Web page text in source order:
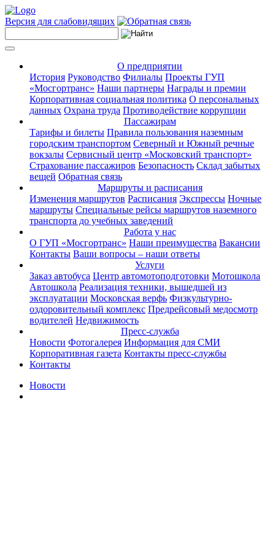
Версия для слабовидящих
О предприятии
История Руководство Филиалы Проекты ГУП
«Мосгортранс» Наши партнеры Награды и премии
Корпоративная социальная политика О персональных
данных Охрана труда Противодействие коррупции
Пассажирам
Тарифы и билеты Правила пользования наземным
городским транспортом Северный и Южный речные
вокзалы Сервисный центр «Московский транспорт»
Страхование пассажиров Безопасность Склад забытых
вещей Обратная связь
Маршруты и расписания
Изменения маршрутов Расписания Экспрессы Ночные
маршруты Специальные рейсы маршрутов наземного
транспорта до учебных заведений
Работа у нас
О ГУП «Мосгортранс» Наши преимущества Вакансии
Контакты Ваши вопросы – наши ответы
Услуги
Заказ автобуса Центр автомотоподготовки Мотошкола
Автошкола Реализация техники, вышедшей из
эксплуатации Московская верфь Физкультурно-
оздоровительный комплекс Предрейсовый медосмотр
водителей Недвижимость
Пресс-служба
Новости Фотогалерея Информация для СМИ
Корпоративная газета Контакты пресс-службы
Контакты
Новости